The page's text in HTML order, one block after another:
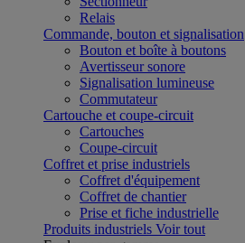
Relais
Commande, bouton et signalisation
Bouton et boîte à boutons
Avertisseur sonore
Signalisation lumineuse
Commutateur
Cartouche et coupe-circuit
Cartouches
Coupe-circuit
Coffret et prise industriels
Coffret d'équipement
Coffret de chantier
Prise et fiche industrielle
Produits industriels Voir tout